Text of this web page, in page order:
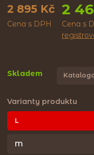
2 895 Kč
Cena s DPH
2
Cena s
Skladem
Varianty produktu
L
M